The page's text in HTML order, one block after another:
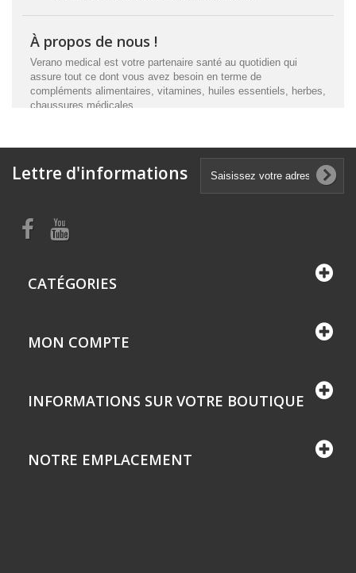
À propos de nous !
Verano medical est votre partenaire santé au quotidien qui
assure tout ce dont vous avez besoin en terme de
compléments alimentaires, vitamines, huiles essentiels, herbes,
chaussures médicales.
Lettre d'informations
CATÉGORIES
MON COMPTE
INFORMATIONS SUR VOTRE BOUTIQUE
NOTRE EMPLACEMENT